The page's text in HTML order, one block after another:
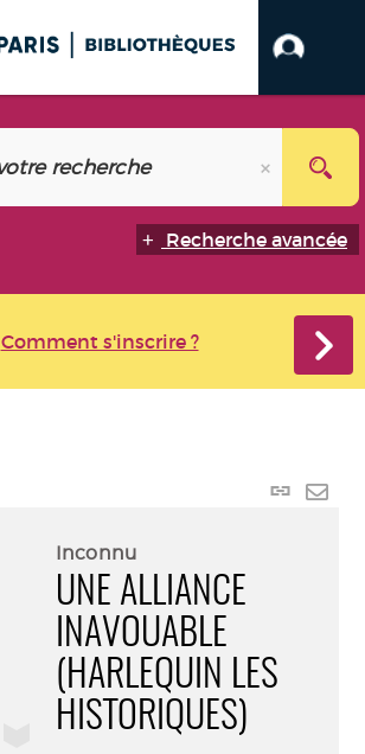
Recherche avancée
Comment s'inscrire ?
Lien
Inconnu
UNE ALLIANCE
INAVOUABLE
(HARLEQUIN LES
HISTORIQUES)